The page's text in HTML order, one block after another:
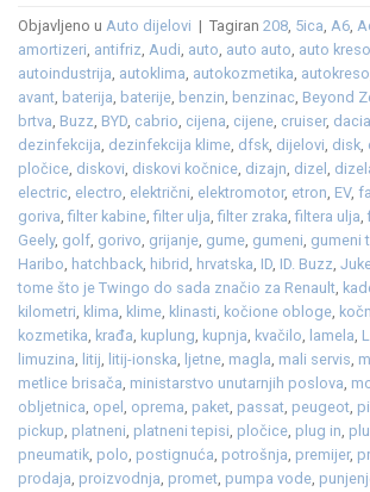
Objavljeno u Auto dijelovi | Tagiran 208, 5ica, A6,
amortizeri, antifriz, Audi, auto, auto auto, auto kreso
autoindustrija, autoklima, autokozmetika, autokreso
avant, baterija, baterije, benzin, benzinac, Beyond
brtva, Buzz, BYD, cabrio, cijena, cijene, cruiser, dacia
dezinfekcija, dezinfekcija klime, dfsk, dijelovi, disk,
pločice, diskovi, diskovi kočnice, dizajn, dizel ,
electric, electro, električni, elektromotor, etron, EV,
goriva,filter kabine,filter ulja,filter zraka,filtera ulja,
Geely, golf, gorivo, grijanje, gume, gumeni, gumeni
Haribo, hatchback, hibrid, hrvatska, ID, ID. Buzz,
tome što je Twingo do sada značio za Renault,
kilometri, klima, klime, klinasti, kočione obloge,
kozmetika, krađa, kuplung, kupnja, kvačilo, lamela,
limuzina, litij, litij-ionska, ljetne, magla, mali servis,
metlice brisača, ministarstvo unutarnjih poslova,
obljetnica, opel , oprema, paket, passat, peugeot,
pickup, platneni, platneni tepisi, pločice, plug in,
pneumatik, polo, postignuća, potrošnja, premijer,
prodaja, proizvodnja, promet, pumpa vode,